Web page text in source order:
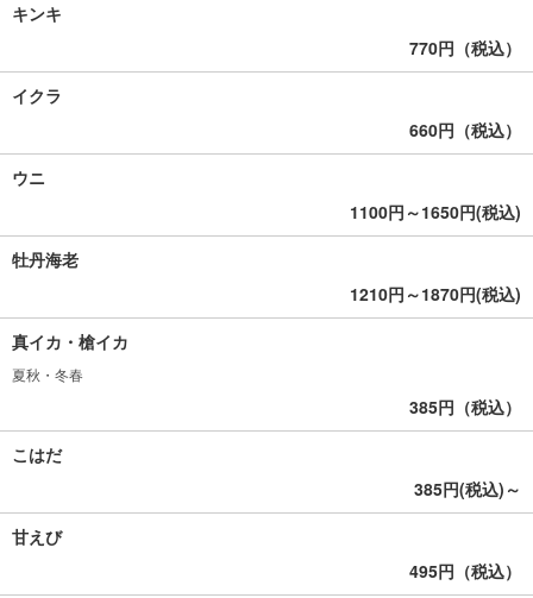
キンキ
770円（税込）
イクラ
660円（税込）
ウニ
1100円～1650円(税込)
牡丹海老
1210円～1870円(税込)
真イカ・槍イカ
夏秋・冬春
385円（税込）
こはだ
385円(税込)～
甘えび
495円（税込）